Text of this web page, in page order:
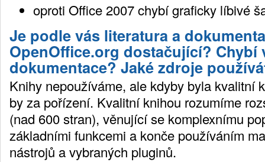
oproti Office 2007 chybí graficky líbivé
Je podle vás literatura a
OpenOffice.org dostačující? Chybí
dokumentace? Jaké zdroje
Knihy nepoužíváme, ale kdyby byla kvalitní
by za pořízení. Kvalitní knihou rozumíme
(nad 600 stran), věnující se komplexnímu
základními funkcemi a konče používáním
nástrojů a vybraných pluginů.